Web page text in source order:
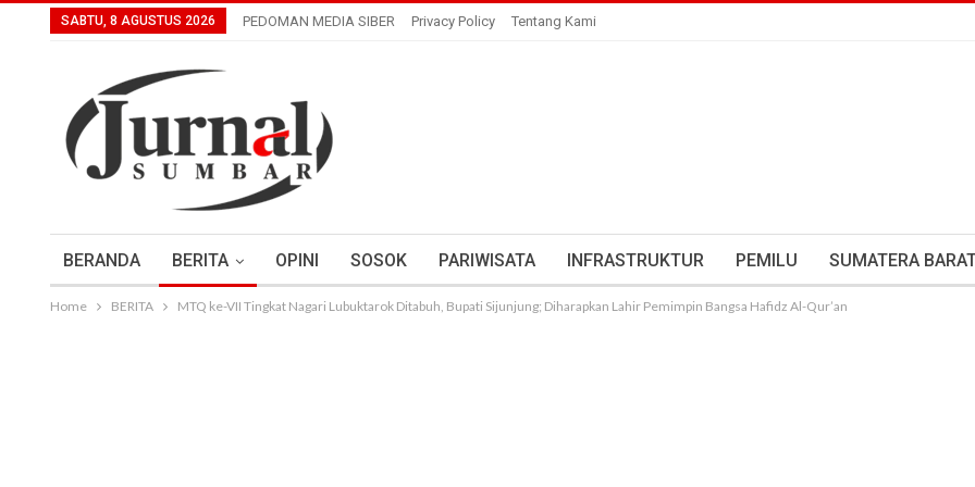
SABTU, 8 AGUSTUS 2026 PEDOMAN MEDIA SIBER Privacy Policy Tentang Kami
BERANDA BERITA OPINI SOSOK PARIWISATA INFRASTRUKTUR PEMILU SUMATERA
Home BERITA MTQ ke-VII Tingkat Nagari Lubuktarok Ditabuh, Bupati Sijunjung; Diharapkan Lahir Pemimpin Bangsa Hafidz Al-Qur’an